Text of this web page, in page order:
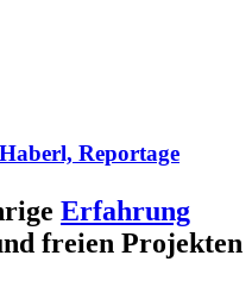
Reportage
Erfahrung
freien Projekten